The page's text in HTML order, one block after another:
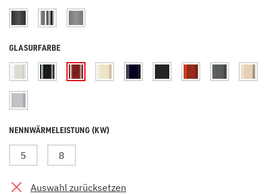
GLASURFARBE
NENNWÄRMELEISTUNG (KW)
5 8
Auswahl zurücksetzen